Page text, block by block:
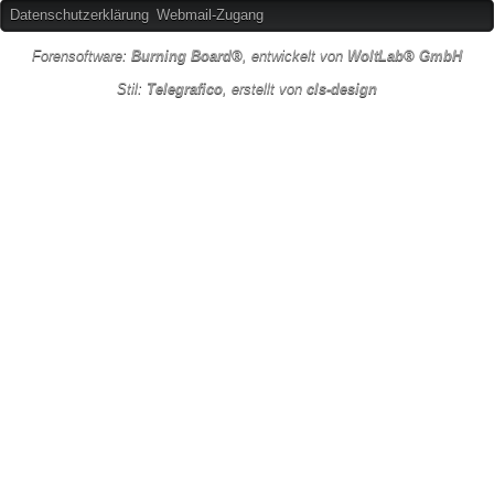
Datenschutzerklärung Webmail-Zugang
Forensoftware: Burning Board®, entwickelt von WoltLab® GmbH
Stil: Telegrafico, erstellt von cls-design